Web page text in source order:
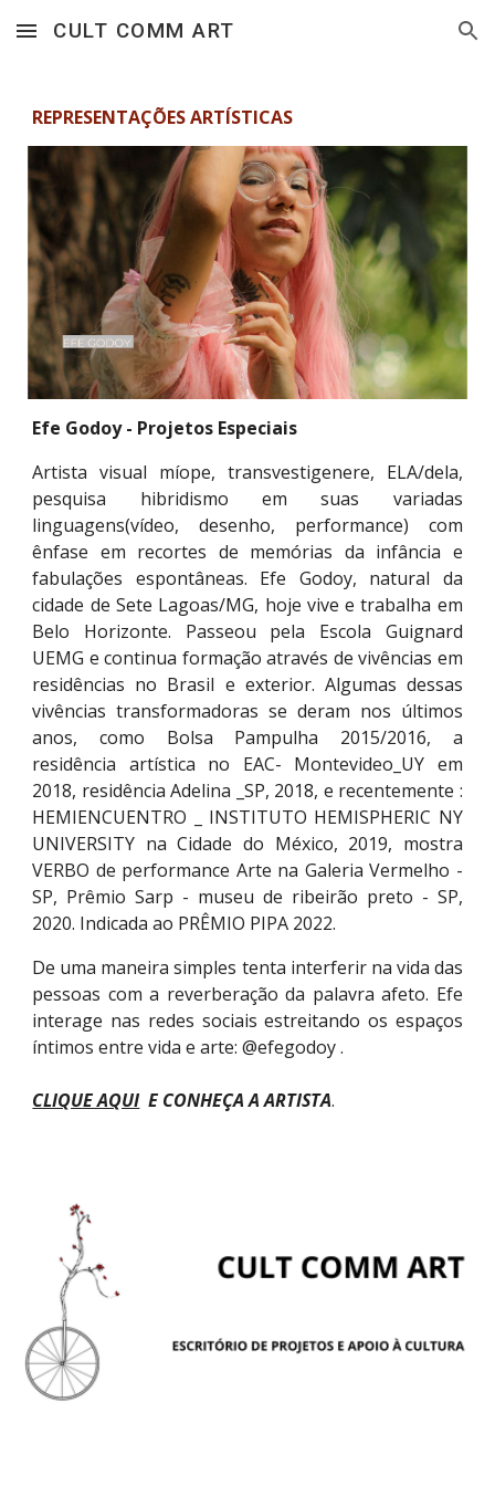
Skip to main content Skip to navigation
CULT COMM ART
REPRESENTAÇÕES ARTÍSTICAS
Efe Godoy - Projetos Especiais
Artista visual míope, transvestigenere, ELA/dela,
pesquisa hibridismo em suas variadas
linguagens(vídeo, desenho, performance) com
ênfase em recortes de memórias da infância e
fabulações espontâneas. Efe Godoy, natural da
cidade de Sete Lagoas/MG, hoje vive e trabalha em
Belo Horizonte. Passeou pela Escola Guignard
UEMG e continua formação através de vivências em
residências no Brasil e exterior. Algumas dessas
vivências transformadoras se deram nos últimos
anos, como Bolsa Pampulha 2015/2016, a
residência artística no EAC- Montevideo_UY em
2018, residência Adelina _SP, 2018, e recentemente :
HEMIENCUENTRO _ INSTITUTO HEMISPHERIC NY
UNIVERSITY na Cidade do México, 2019, mostra
VERBO de performance Arte na Galeria Vermelho -
SP, Prêmio Sarp - museu de ribeirão preto - SP,
2020. Indicada ao PRÊMIO PIPA 2022.
De uma maneira simples tenta interferir na vida das
pessoas com a reverberação da palavra afeto. Efe
interage nas redes sociais estreitando os espaços
íntimos entre vida e arte: @efegodoy .
CLIQUE AQUIE CONHEÇA A ARTISTA.